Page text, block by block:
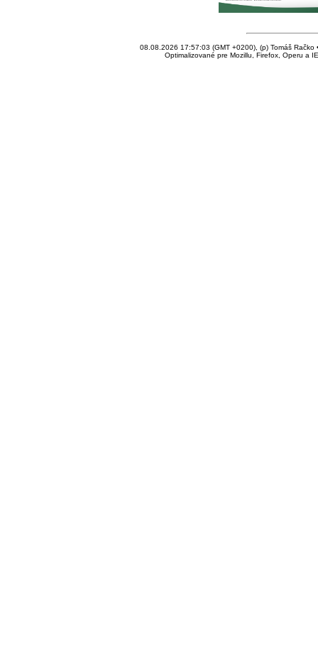
08.08.2026 17:57:03 (GMT +0200), (p) Tomáš Račko
Optimalizované pre Mozillu, Firefox, Operu a